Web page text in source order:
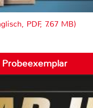
PDF, 7.67 MB)